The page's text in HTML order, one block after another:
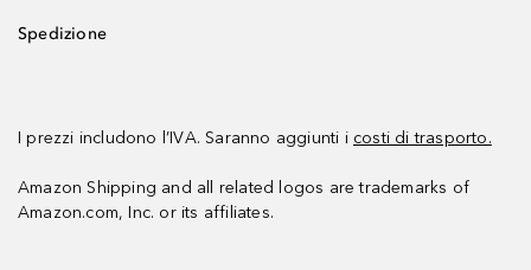
Spedizione
I prezzi includono l’IVA. Saranno aggiunti i costi di trasporto.
Amazon Shipping and all related logos are trademarks of
Amazon.com, Inc. or its affiliates.